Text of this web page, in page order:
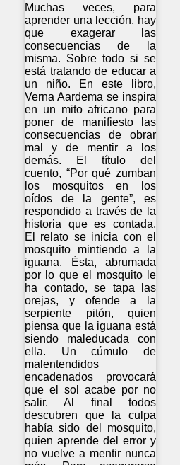
Muchas veces, para
aprender una lección, hay
que exagerar las
consecuencias de la
misma. Sobre todo si se
está tratando de educar a
un niño. En este libro,
Verna Aardema se inspira
en un mito africano para
poner de manifiesto las
consecuencias de obrar
mal y de mentir a los
demás. El título del
cuento, “Por qué zumban
los mosquitos en los
oídos de la gente”, es
respondido a través de la
historia que es contada.
El relato se inicia con el
mosquito mintiendo a la
iguana. Ésta, abrumada
por lo que el mosquito le
ha contado, se tapa las
orejas, y ofende a la
serpiente pitón, quien
piensa que la iguana está
siendo maleducada con
ella. Un cúmulo de
malentendidos
encadenados provocará
que el sol acabe por no
salir. Al final todos
descubren que la culpa
había sido del mosquito,
quien aprende del error y
no vuelve a mentir nunca